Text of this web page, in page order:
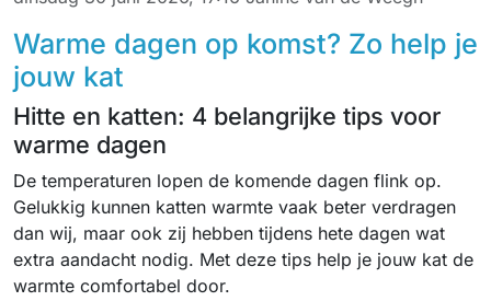
Warme dagen op komst? Zo help je
jouw kat
Hitte en katten: 4 belangrijke tips voor
warme dagen
De temperaturen lopen de komende dagen flink op.
Gelukkig kunnen katten warmte vaak beter verdragen
dan wij, maar ook zij hebben tijdens hete dagen wat
extra aandacht nodig. Met deze tips help je jouw kat de
warmte comfortabel door.